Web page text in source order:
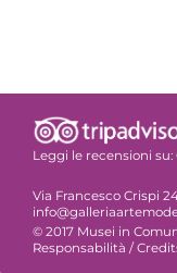
Leggi le recensioni su:
Via Francesco Crispi
© 2017 Musei in
Responsabilità /